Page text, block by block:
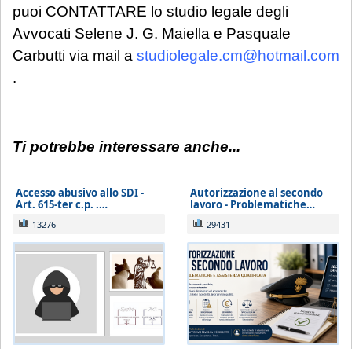
puoi CONTATTARE lo studio legale degli
Avvocati Selene J. G. Maiella e Pasquale
Carbutti via mail a studiolegale.cm@hotmail.com
.
Ti potrebbe interessare anche...
Accesso abusivo allo SDI -
Art. 615-ter c.p. .…
13276
Autorizzazione al secondo
lavoro - Problematiche…
29431